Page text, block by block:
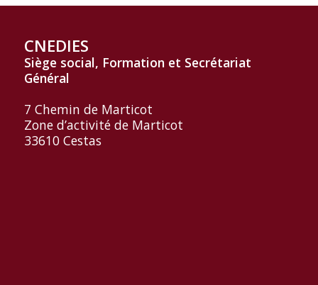
CNEDIES
Siège social, Formation et Secrétariat
Général
7 Chemin de Marticot
Zone d’activité de Marticot
33610 Cestas